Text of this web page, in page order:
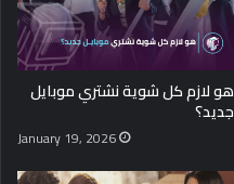
هو لازم كل شوية نشتري موبايل
جديد؟
January 19, 2026